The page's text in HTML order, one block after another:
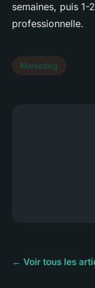
semaines, puis
professionnelle.
Marketing
← Voir tous les